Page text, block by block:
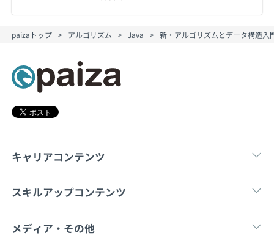
paizaトップ アルゴリズム Java 新・アルゴリズムとデータ構造入
キャリアコンテンツ
転職・キャリア 新卒就
スキルアップコンテンツ
学習 マンガ・ゲーム
メディア・その他